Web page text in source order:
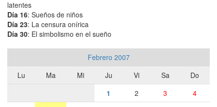
latentes
Día 16: Sueños de niños
Día 23: La censura onírica
Día 30: El simbolismo en el sueño
Febrero 2007
Lu
Ma Mi Ju Vi Sa
Do
1
2 3
4